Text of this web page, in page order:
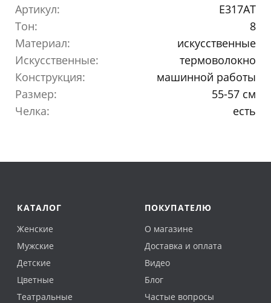
Артикул:
E317AT
Тон:
8
Материал:
искусственные
Искусственные:
термоволокно
Конструкция:
машинной работы
Размер:
55-57 см
Челка:
есть
КАТАЛОГ
Женские
Мужские
Детские
Цветные
Театральные
ПОКУПАТЕЛЮ
О магазине
Доставка и оплата
Видео
Блог
Частые вопросы